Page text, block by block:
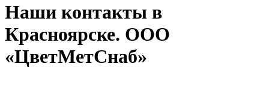
Наши контакты в
Красноярске. ООО
«ЦветМетСнаб»